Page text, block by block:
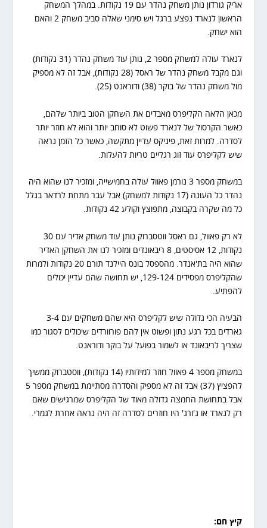
אריק גורדון נותן משחק נהדר עם 19 נקודות. במהלך המשחק
הראשון לנארד נפצע ברגל ויש סימני שאלה סביב משחק 2 והאם
הוא ישחק.
לנארד עולה למשחק מספר 2, נותן עוד משחק נהדר (31 נקודות)
וגם מקבל משחק נהדר של ראסל (28 נקודות), אבל זה לא מספיק
מול משחק נהדר של בוקר (38) ודוראנט (25).
מכאן הלאה הקליפרס מאבדים את השחקן הטוב ביותר שלהם,
כאשר הקרסול של לנארד פשוט לא סוחב יותר והוא לא חוזר יותר
לסדרה. למרות זאת, פיניקס עדיין מתקשה, כאשר כל הזמן נראה
שיש לקליפרס עוד זוג רגליים טריות להעלות.
במשחק מספר 3 נורמן פאוול עולה בחמישייה, ומזכיר לנו שהוא היה
נהדר כל העונה (17 נקודות למשחק) אבל עבר מתחת לרדאר בגלל
כל מה שקרה בקבוצה, מתפוצץ וקולע 42 נקודות.
לא רק פאוול, גם ראסל ווטסברוק נותן עוד משחק אדיר עם 30
נקודות, 12 אסיסטים, 8 ריבאונדים ומזכיר לנו את השחקן האדיר
שהוא היה בת'אנדר. מהספסל בונס היילנד תורם 20 נקודות ולמרות
שהקליפרס מפסידים 129-124, יש תחושה שהם עדיין יכולים
להפתיע.
הבעיה הכי גדולה שיש לקליפרס היא שהם משחקים עם 3-4
גארדים בכל רגע נתון ופשוט אין להם פורוורדים שיכולים לסגור כמו
שצריך לריבאונד או לשמור בפועל על בוקר ודוראנט.
במשחק מספר 4 פאוול חוזר למידותיו (14 נקודות), ווסטברוק ממשיך
להפציץ (37) אבל זה לא מספיק והסדרה מסתיימת במשחק מספר 5
אבל בתחושת החמצה גדולה מאוד של הקליפרס שמרגישים שאם
רק לנארד או ג'ורג' היו חוזרים לסדרה זה היה נראה אחרת לגמרי.
קיץ חם: